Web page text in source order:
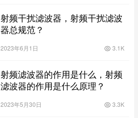
射频干扰滤波器，射频干扰滤波
器总规范？
2023年6月1日 3.1K
射频滤波器的作用是什么，射频
滤波器的作用是什么原理？
2023年5月30日 3.3K